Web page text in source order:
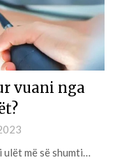
vuani nga
më së shumti…